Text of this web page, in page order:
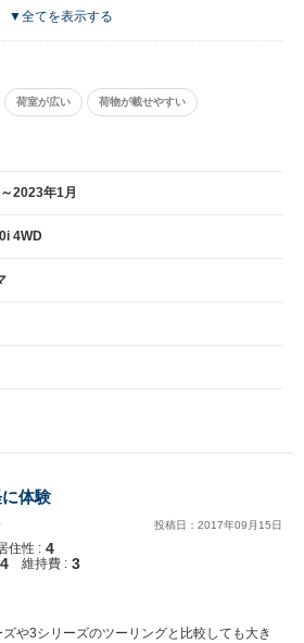
んなことありませんでした。 むしろ前列より
ければいけないものはそこに入れています。
のを求めていたので、希望通りの車体でし
▼全てを表示する
荷室が広い 荷物が載せやすい
2023年1月
4WD
体験
投稿日： 2017年09 月 15日
住性 : 4
4 維持費 : 3
や3シリーズのツーリングと比較しても大き